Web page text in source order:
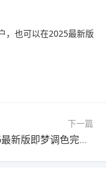
，也可以在2025最新版
下一篇
2026最新版即梦调色完整指南教程｜完整解析